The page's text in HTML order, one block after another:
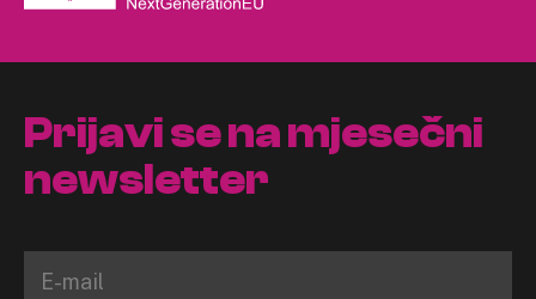
Prijavi se na mjesečni
newsletter